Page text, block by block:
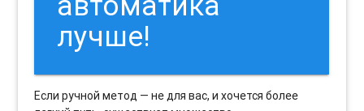
лучше!
Если ручной метод — не для вас, и хочется более